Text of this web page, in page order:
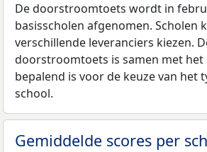
De doorstroomtoets wordt in
basisscholen afgenomen. Scholen
verschillende leveranciers kiezen.
doorstroomtoets is samen met het
bepalend is voor de keuze van het
school.
Gemiddelde scores per